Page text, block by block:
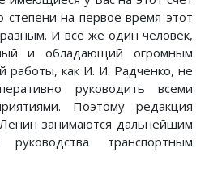
степени на первое время этот
И все же один человек,
и обладающий огромным
работы, как И. И. Радченко, не
руководить всеми
Поэтому редакция
занимаются дальнейшим
руководства транспортным